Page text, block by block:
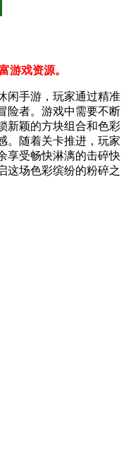
游戏资源。
闲手游，玩家通过精准
险者。游戏中需要不断
新颖的方块组合和色彩
。随着关卡推进，玩家
享受畅快淋漓的击碎快
这场色彩缤纷的粉碎之